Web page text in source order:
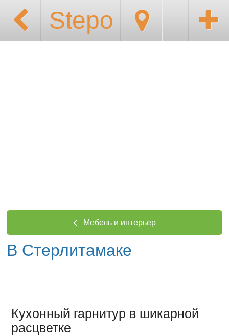
Stepo
Мебель и интерьер
В Стерлитамаке
Кухонный гарнитур в шикарной
расцветке